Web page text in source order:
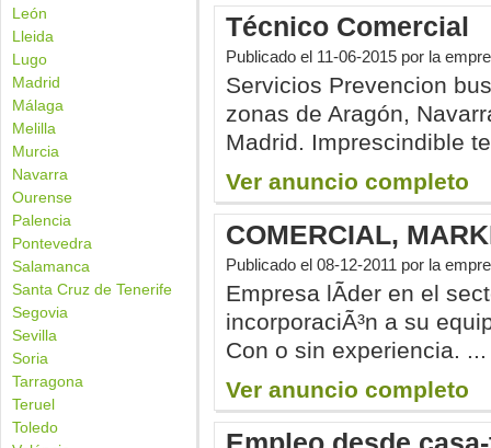
León
Lleida
Lugo
Madrid
Málaga
Melilla
Murcia
Navarra
Ourense
Palencia
Pontevedra
Salamanca
Santa Cruz de Tenerife
Segovia
Sevilla
Soria
Tarragona
Teruel
Toledo
Técnico Comercial
Publicado el 11-06-2015 por la
Servicios Prevencion
zonas de Aragón,
Madrid. Imprescindible
Ver anuncio completo
COMERCIAL,
Publicado el 08-12-2011 por la
Empresa lÃ­der en el
incorporaciÃ³n a su
Con o sin experiencia. ...
Ver anuncio completo